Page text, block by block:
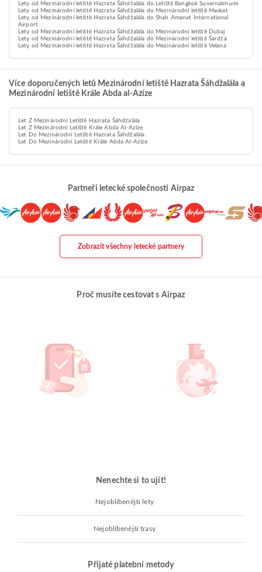
Lety od Mezinárodní letiště Hazrata Šáhdžalála do Letiště Bangkok Suvarnabhumi
Lety od Mezinárodní letiště Hazrata Šáhdžalála do Mezinárodní letiště Maskat
Lety od Mezinárodní letiště Hazrata Šáhdžalála do Shah Amanat International
Airport
Lety od Mezinárodní letiště Hazrata Šáhdžalála do Mezinárodní letiště Dubaj
Lety od Mezinárodní letiště Hazrata Šáhdžalála do Mezinárodní letiště Šardžá
Lety od Mezinárodní letiště Hazrata Šáhdžalála do Mezinárodní letiště Velana
Více doporučených letů Mezinárodní letiště Hazrata Šáhdžalála a
Mezinárodní letiště Krále Abda al-Azíze
Let Z Mezinárodní Letiště Hazrata Šáhdžalála
Let Z Mezinárodní Letiště Krále Abda Al-Azíze
Let Do Mezinárodní Letiště Hazrata Šáhdžalála
Let Do Mezinárodní Letiště Krále Abda Al-Azíze
Partneři letecké společnosti Airpaz
Zobrazit všechny letecké partnery
Proč musíte cestovat s Airpaz
Nenechte si to ujít!
Nejoblíbenější lety
Nejoblíbenější trasy
Přijaté platební metody